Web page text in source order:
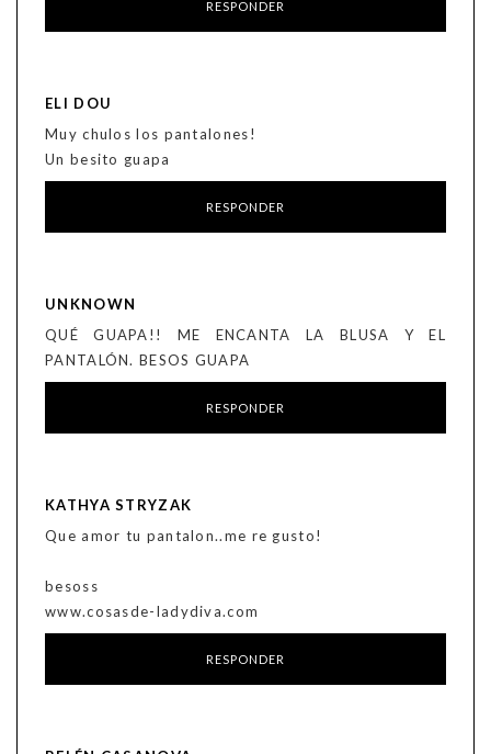
RESPONDER
ELI DOU
Muy chulos los pantalones!
Un besito guapa
RESPONDER
UNKNOWN
QUÉ GUAPA!! ME ENCANTA LA BLUSA Y EL
PANTALÓN. BESOS GUAPA
RESPONDER
KATHYA STRYZAK
Que amor tu pantalon..me re gusto!
besoss
www.cosasde-ladydiva.com
RESPONDER